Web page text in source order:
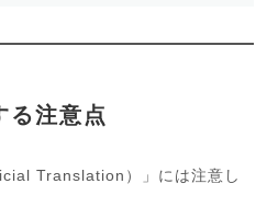
る注意点
Translation）」には注意し